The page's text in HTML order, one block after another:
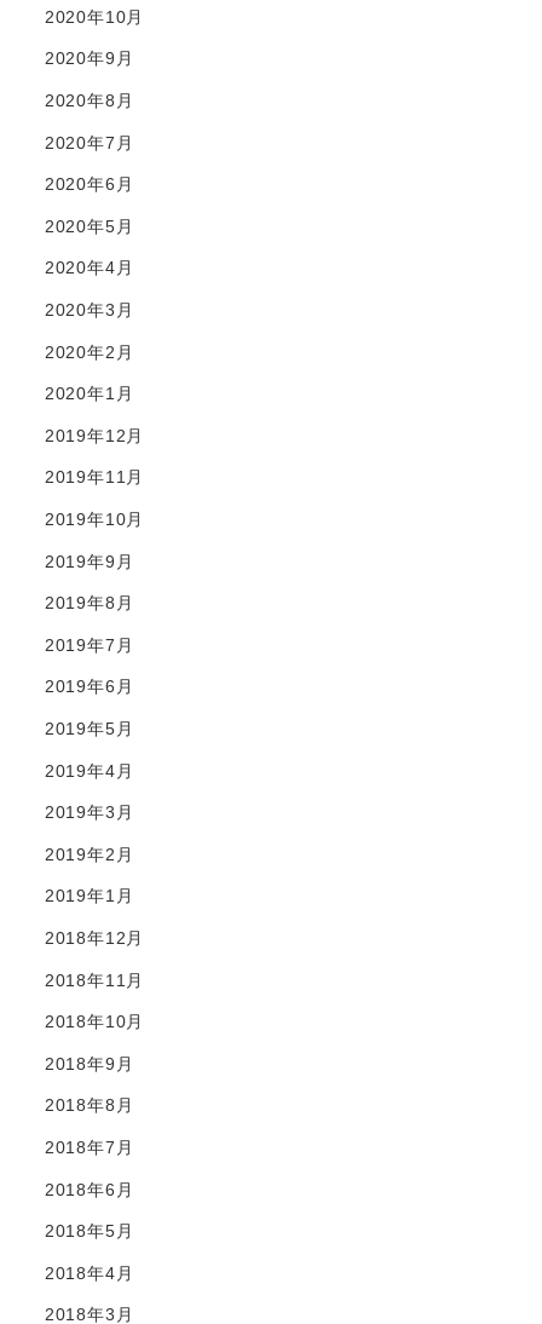
2020年10月
2020年9月
2020年8月
2020年7月
2020年6月
2020年5月
2020年4月
2020年3月
2020年2月
2020年1月
2019年12月
2019年11月
2019年10月
2019年9月
2019年8月
2019年7月
2019年6月
2019年5月
2019年4月
2019年3月
2019年2月
2019年1月
2018年12月
2018年11月
2018年10月
2018年9月
2018年8月
2018年7月
2018年6月
2018年5月
2018年4月
2018年3月